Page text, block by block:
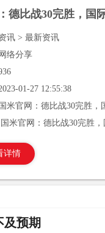
德比战30完胜，国
讯 > 最新资讯
网络分享
01-27 12:55:38
国米官网：德比战30完胜，
国米官网：德比战30完胜
详情
预期